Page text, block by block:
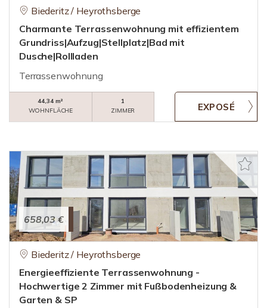
Biederitz / Heyrothsberge
Charmante Terrassenwohnung mit effizientem
Grundriss|Aufzug|Stellplatz|Bad mit
Dusche|Rollladen
Terrassenwohnung
44,34 m²
WOHNFLÄCHE
1
ZIMMER
658,03 €
Biederitz / Heyrothsberge
Energieeffiziente Terrassenwohnung -
Hochwertige 2 Zimmer mit Fußbodenheizung &
Garten & SP